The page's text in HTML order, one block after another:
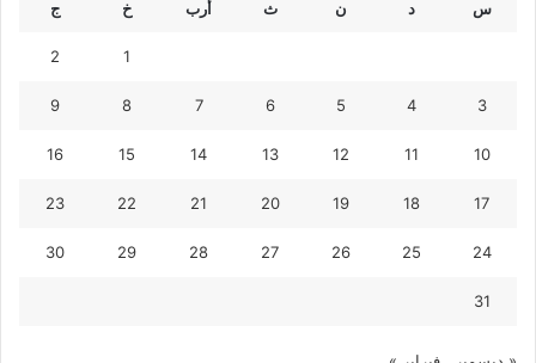
س د ن ث أرب خ ج
1
2
3
4
5
6
7
8
9
10
11
12
13
14
15
16
17
18
19
20
21
22
23
24
25
26
27
28
29
30
31